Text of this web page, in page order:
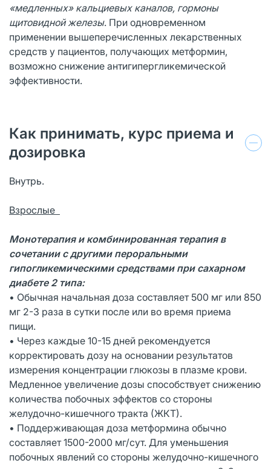
«медленных» кальциевых каналов, гормоны
щитовидной железы. При одновременном
применении вышеперечисленных лекарственных
средств у пациентов, получающих метформин,
возможно снижение антигипергликемической
эффективности.
Как принимать, курс приема и
дозировка
Внутрь.
Взрослые
Монотерапия и комбинированная терапия в
сочетании с другими пероральными
гипогликемическими средствами при сахарном
диабете 2 типа:
• Обычная начальная доза составляет 500 мг или 850
мг 2-3 раза в сутки после или во время приема
пищи.
• Через каждые 10-15 дней рекомендуется
корректировать дозу на основании результатов
измерения концентрации глюкозы в плазме крови.
Медленное увеличение дозы способствует снижению
количества побочных эффектов со стороны
желудочно-кишечного тракта (ЖКТ).
• Поддерживающая доза метформина обычно
составляет 1500-2000 мг/сут. Для уменьшения
побочных явлений со стороны желудочно-кишечного